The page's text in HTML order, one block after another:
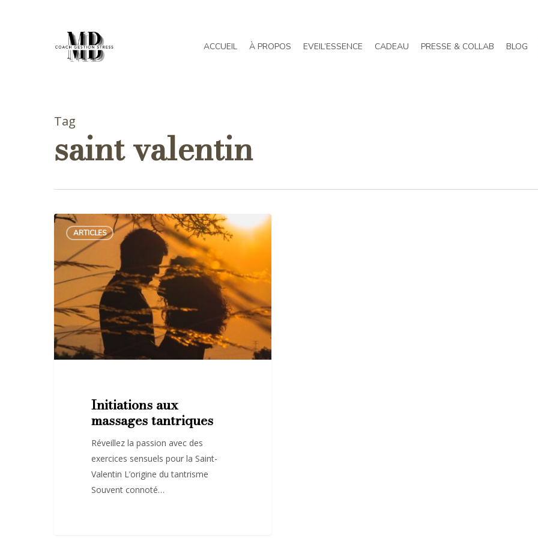
ACCUEIL À PROPOS EVEIL’ESSENCE CADEAU PRESSE & COLLAB BLOG
Tag
saint valentin
Initiations
aux
massages
tantriques
ARTICLES
Initiations aux
massages tantriques
Réveillez la passion avec des
exercices sensuels pour la Saint-
Valentin L’origine du tantrisme
Souvent connoté…